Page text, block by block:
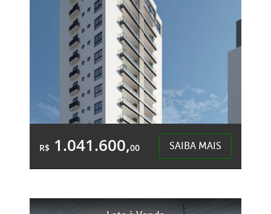
R$ 1.041.600,00 SAIBA MAIS
Área Total:
Área Privativa: